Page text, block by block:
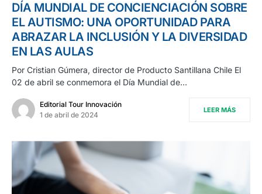
DÍA MUNDIAL DE CONCIENCIACIÓN SOBRE
EL AUTISMO: UNA OPORTUNIDAD PARA
ABRAZAR LA INCLUSIÓN Y LA DIVERSIDAD
EN LAS AULAS
Por Cristian Gúmera, director de Producto Santillana Chile El
02 de abril se conmemora el Día Mundial de…
Editorial Tour Innovación
1 de abril de 2024
LEER MÁS